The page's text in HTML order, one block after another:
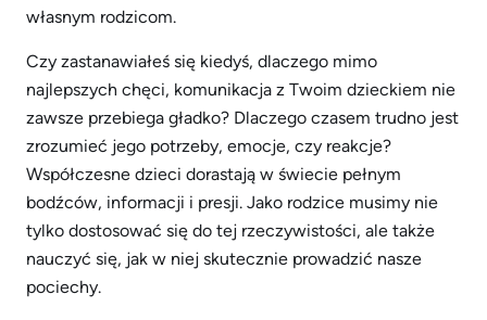
własnym rodzicom.
Czy zastanawiałeś się kiedyś, dlaczego mimo
najlepszych chęci, komunikacja z Twoim dzieckiem nie
zawsze przebiega gładko? Dlaczego czasem trudno jest
zrozumieć jego potrzeby, emocje, czy reakcje?
Współczesne dzieci dorastają w świecie pełnym
bodźców, informacji i presji. Jako rodzice musimy nie
tylko dostosować się do tej rzeczywistości, ale także
nauczyć się, jak w niej skutecznie prowadzić nasze
pociechy.